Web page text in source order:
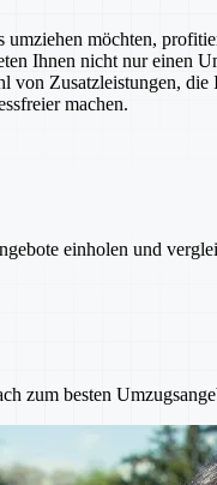
umziehen möchten,
Ihnen nicht nur einen
von Zusatzleistungen, die
machen.
einholen und
zum besten